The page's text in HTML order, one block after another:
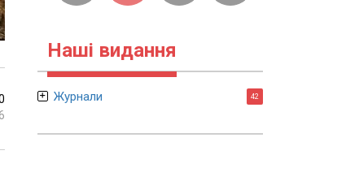
Наші видання
Журнали 42